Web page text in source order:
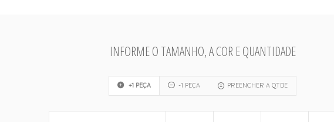
INFORME O TAMANHO, A COR E QUANTIDADE
+1 PEÇA -1 PEÇA PREENCHER A QTDE